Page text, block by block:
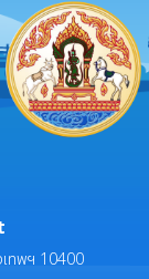
ทพฯ 10400